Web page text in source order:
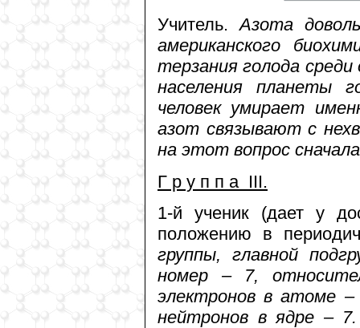
Учитель. Азота
американского
терзания голода
населения планеты
человек умирает
азот связывают с
на этот вопрос
Г р у п п а III.
1-й ученик (дает у
положению в
группы, главной
номер – 7,
электронов в атоме
нейтронов в ядре –